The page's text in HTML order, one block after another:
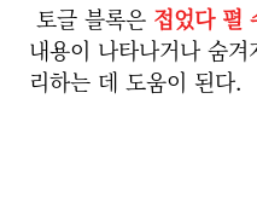
토글 블록은 접었다 펼
내용이 나타나거나 숨
리하는 데 도움이 된다.